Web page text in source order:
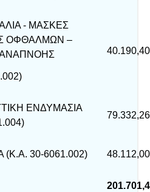
- ΜΑΣΚΕΣ
ΟΦΘΑΛΜΩΝ –
ΑΝΑΠΝΟΗΣ
ΕΝΔΥΜΑΣΙΑ
30-6061.002)